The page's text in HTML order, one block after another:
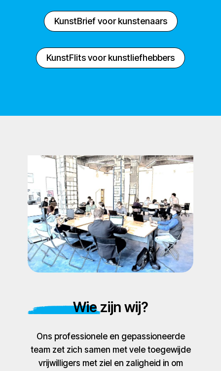
KunstBrief voor kunstenaars
KunstFlits voor kunstliefhebbers
Wie zijn wij?
Ons professionele en gepassioneerde
team zet zich samen met vele toegewijde
vrijwilligers met ziel en zaligheid in om